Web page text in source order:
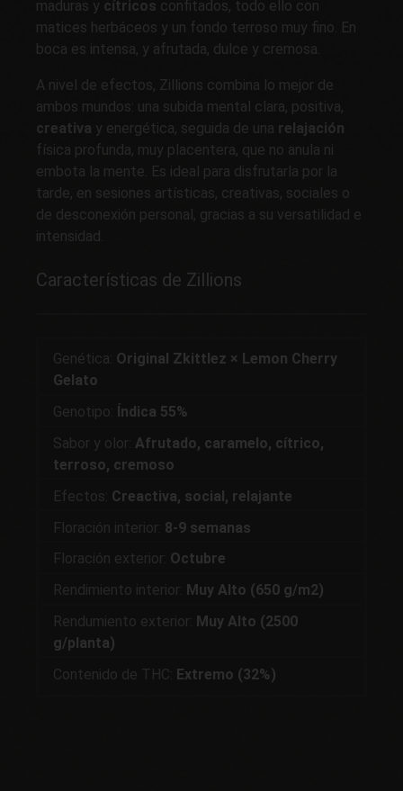
maduras y cítricos confitados, todo ello con
matices herbáceos y un fondo terroso muy fino. En
boca es intensa, y afrutada, dulce y cremosa.
A nivel de efectos, Zillions combina lo mejor de
ambos mundos: una subida mental clara, positiva,
creativa y energética, seguida de una relajación
física profunda, muy placentera, que no anula ni
embota la mente. Es ideal para disfrutarla por la
tarde, en sesiones artísticas, creativas, sociales o
de desconexión personal, gracias a su versatilidad e
intensidad.
Características de Zillions
Genética: Original Zkittlez × Lemon Cherry
Gelato
Genotipo: Índica 55%
Sabor y olor: Afrutado, caramelo, cítrico,
terroso, cremoso
Efectos: Creactiva, social, relajante
Floración interior: 8-9 semanas
Floración exterior: Octubre
Rendimiento interior: Muy Alto (650 g/m2)
Rendumiento exterior: Muy Alto (2500
g/planta)
Contenido de THC: Extremo (32%)